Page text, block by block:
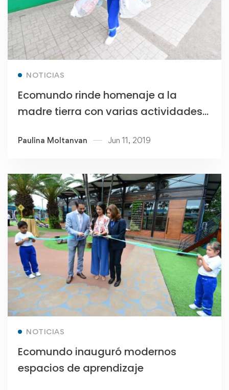
NOTICIAS
Ecomundo rinde homenaje a la
madre tierra con varias actividades
Paulina Moltanvan Jun 11, 2019
NOTICIAS
Ecomundo inauguró modernos
espacios de aprendizaje